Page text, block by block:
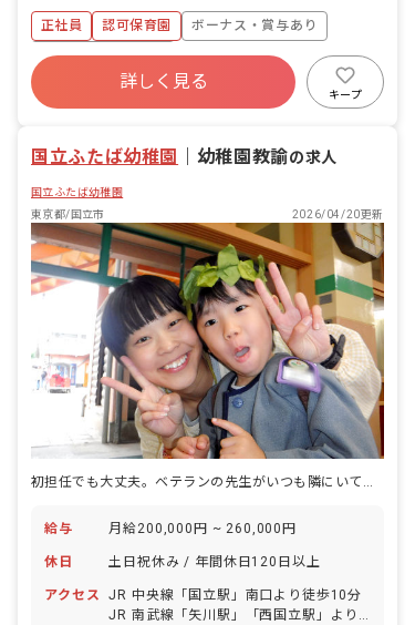
・家庭的な雰囲気を大切にし、様々な年
代の保育士が協力しながら、お子様一人
ひとりの成長を見守ります。 ・戸外活動
や季節の行事などを通して、お子様たち
がのびのびと過ごせるよう支援します。
任制のため、安心して業務に取り組めま
正社員 認可保育園
ボーナス・賞与あり
年間休日120日以上
寮・住宅・家賃補助あり
社会保険完備
残業少なめ
詳しく見る
キープ
国立ふたば幼稚園 幼稚園教諭の求人
国立ふたば幼稚園
東京都/国立市
2026/04/20更新
初担任でも大丈夫。ベテランの先生がいつも隣にいてくれます。
給与 月給200,000円 ~ 260,000円
休日 土日祝休み / 年間休日120日以上
アクセス
JR 中央線「国立駅」南口より徒歩10分
JR 南武線「矢川駅」「西国立駅」より